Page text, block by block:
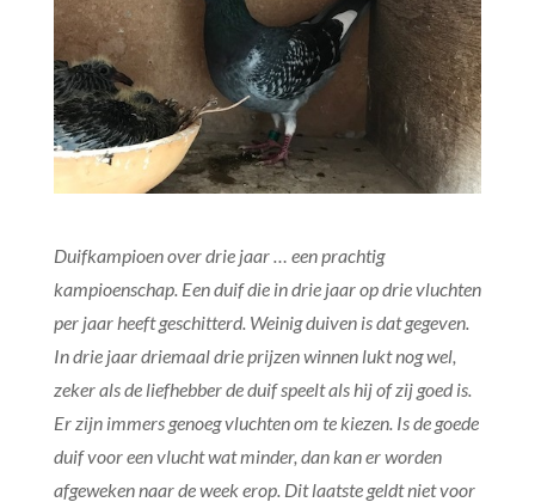
Duifkampioen over drie jaar … een prachtig
kampioenschap. Een duif die in drie jaar op drie vluchten
per jaar heeft geschitterd. Weinig duiven is dat gegeven.
In drie jaar driemaal drie prijzen winnen lukt nog wel,
zeker als de liefhebber de duif speelt als hij of zij goed is.
Er zijn immers genoeg vluchten om te kiezen. Is de goede
duif voor een vlucht wat minder, dan kan er worden
afgeweken naar de week erop. Dit laatste geldt niet voor